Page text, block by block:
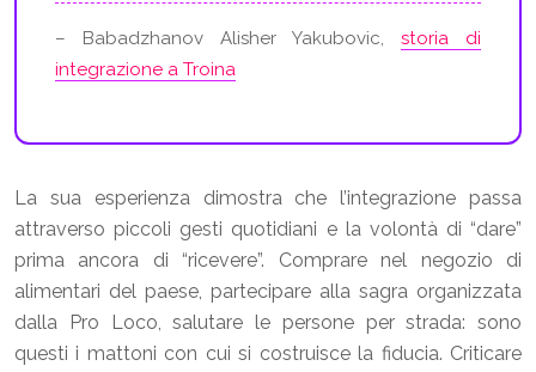
– Babadzhanov Alisher Yakubovic,storia di
integrazione a Troina
La sua esperienza dimostra che l’integrazione passa
attraverso piccoli gesti quotidiani e la volontà di “dare”
prima ancora di “ricevere”. Comprare nel negozio di
alimentari del paese, partecipare alla sagra organizzata
dalla Pro Loco, salutare le persone per strada: sono
questi i mattoni con cui si costruisce la fiducia. Criticare